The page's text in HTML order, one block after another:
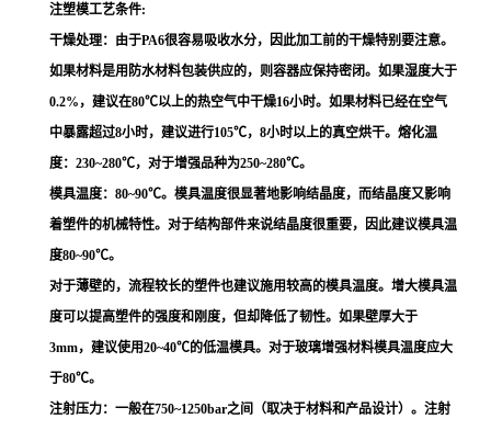
注塑模工艺条件:
干燥处理：由于PA6很容易吸收水分，因此加工前的干燥特别要注意。
如果材料是用防水材料包装供应的，则容器应保持密闭。如果湿度大于
0.2%，建议在80℃以上的热空气中干燥16小时。如果材料已经在空气
中暴露超过8小时，建议进行105℃，8小时以上的真空烘干。熔化温
度：230~280℃，对于增强品种为250~280℃。
模具温度：80~90℃。模具温度很显著地影响结晶度，而结晶度又影响
着塑件的机械特性。对于结构部件来说结晶度很重要，因此建议模具温
度80~90℃。
对于薄壁的，流程较长的塑件也建议施用较高的模具温度。增大模具温
度可以提高塑件的强度和刚度，但却降低了韧性。如果壁厚大于
3mm，建议使用20~40℃的低温模具。对于玻璃增强材料模具温度应大
于80℃。
注射压力：一般在750~1250bar之间（取决于材料和产品设计）。注射